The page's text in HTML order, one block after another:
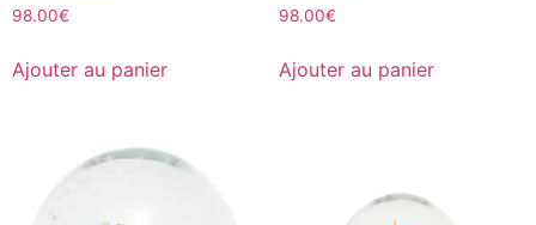
98.00€
Ajouter au panier
98.00€
Ajouter au panier